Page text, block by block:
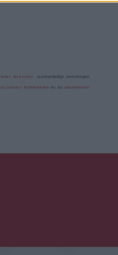
technikai üzemeltetője semmilyen
feltételekben és azadatvédelmi